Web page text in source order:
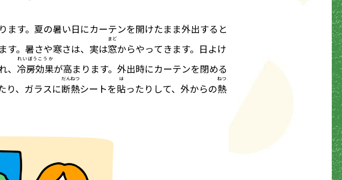
す。夏の暑い日にカーテンを開けたまま外出すると
す。暑さや寒さは、実は窓
まど
からやってきます。日よけ
、 冷房効果
れいぼうこうか
が高まります。外出時にカーテンを閉める
り、ガラスに断熱
だんねつ
シートを貼
は
ったりして、外からの熱
ねつ